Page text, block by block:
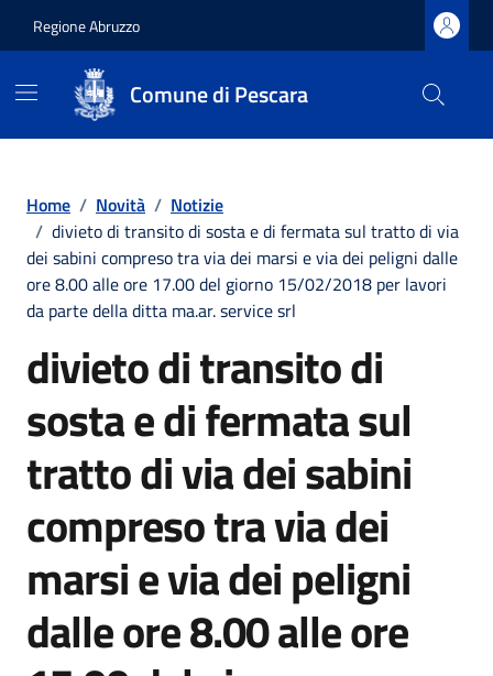
Regione Abruzzo
Comune di Pescara
Home / Novità / Notizie
/ divieto di transito di sosta e di fermata sul tratto di via
dei sabini compreso tra via dei marsi e via dei peligni dalle
ore 8.00 alle ore 17.00 del giorno 15/02/2018 per lavori
da parte della ditta ma.ar. service srl
divieto di transito di
sosta e di fermata sul
tratto di via dei sabini
compreso tra via dei
marsi e via dei peligni
dalle ore 8.00 alle ore